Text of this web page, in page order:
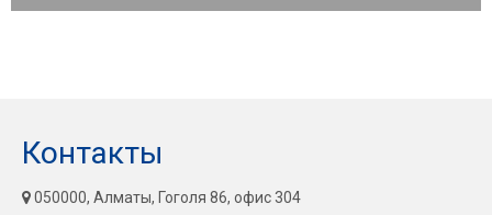
Контакты
050000, Алматы, Гоголя 86, офис 304